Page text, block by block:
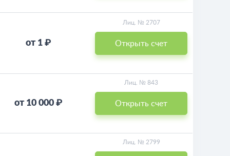
от 1 ₽
Лиц. № 2707
Открыть счет
от 10 000 ₽
Лиц. № 843
Открыть счет
Лиц. № 2799